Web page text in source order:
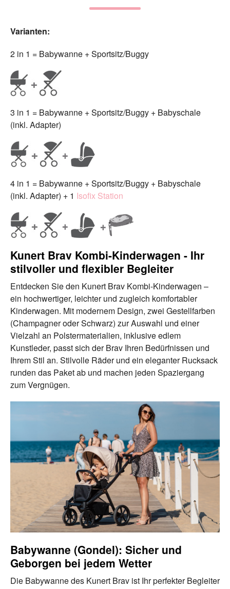
Varianten:
2 in 1 = Babywanne + Sportsitz/Buggy
3 in 1 = Babywanne + Sportsitz/Buggy + Babyschale
(inkl. Adapter)
4 in 1 = Babywanne + Sportsitz/Buggy + Babyschale
(inkl. Adapter) + 1 Isofix Station
Kunert Brav Kombi-Kinderwagen - Ihr
stilvoller und flexibler Begleiter
Entdecken Sie den Kunert Brav Kombi-Kinderwagen –
ein hochwertiger, leichter und zugleich komfortabler
Kinderwagen. Mit modernem Design, zwei Gestellfarben
(Champagner oder Schwarz) zur Auswahl und einer
Vielzahl an Polstermaterialien, inklusive edlem
Kunstleder, passt sich der Brav Ihren Bedürfnissen und
Ihrem Stil an. Stilvolle Räder und ein eleganter Rucksack
runden das Paket ab und machen jeden Spaziergang
zum Vergnügen.
Babywanne (Gondel): Sicher und
Geborgen bei jedem Wetter
Die Babywanne des Kunert Brav ist Ihr perfekter Begleiter